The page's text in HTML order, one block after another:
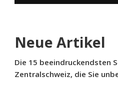
Neue Artikel
Die 15 beeindruckendsten
Zentralschweiz, die Sie